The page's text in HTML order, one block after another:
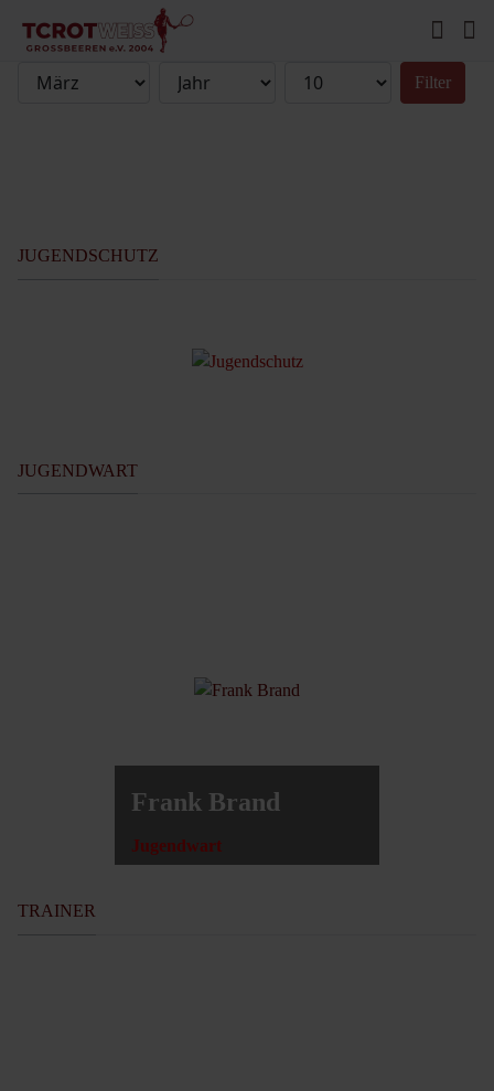
Filter
JUGENDSCHUTZ
JUGENDWART
Frank Brand
Jugendwart
TRAINER